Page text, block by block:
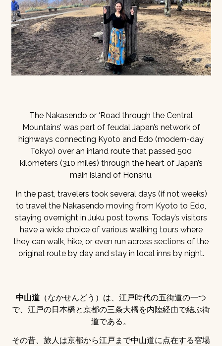
The Nakasendo or ‘Road through the Central
Mountains’ was part of feudal Japan’s network of
highways connecting Kyoto and Edo (modern-day
Tokyo) over an inland route that passed 500
kilometers (310 miles) through the heart of Japan’s
main island of Honshu.
In the past, travelers took several days (if not weeks)
to travel the Nakasendo moving from Kyoto to Edo,
staying overnight in Juku post towns. Today’s visitors
have a wide choice of various walking tours where
they can walk, hike, or even run across sections of the
original route by day and stay in local inns by night.
中山道 （なかせんどう）は、江戸時代の五街道の一つ
で、江戸の日本橋と京都の三条大橋を内陸経由で結ぶ街
道である。
その昔、旅人は京都から江戸まで中山道に点在する宿場